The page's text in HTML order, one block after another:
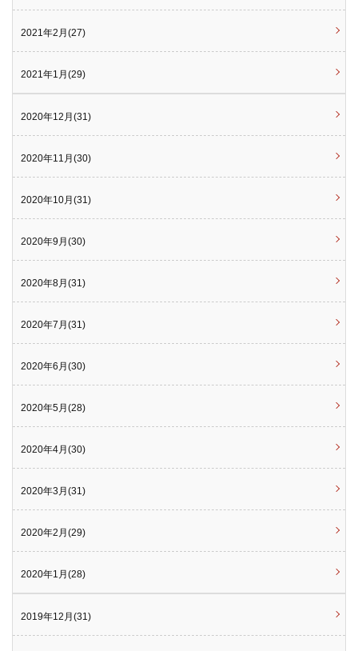
2021年2月(27)
2021年1月(29)
2020年12月(31)
2020年11月(30)
2020年10月(31)
2020年9月(30)
2020年8月(31)
2020年7月(31)
2020年6月(30)
2020年5月(28)
2020年4月(30)
2020年3月(31)
2020年2月(29)
2020年1月(28)
2019年12月(31)